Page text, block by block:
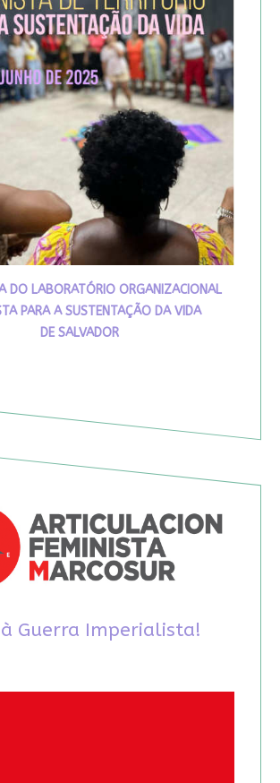
DO LABORATÓRIO ORGANIZACIONAL
PARA A SUSTENTAÇÃO DA VIDA
DE SALVADOR
Guerra Imperialista!